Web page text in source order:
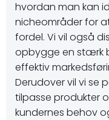
hvordan man kan
nicheområder for
fordel. Vi vil også
opbygge en stærk
effektiv
Derudover vil vi se
tilpasse produkter
kundernes behov